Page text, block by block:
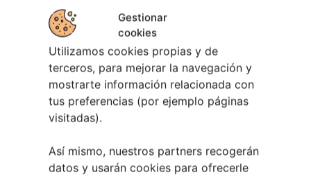
Gestionar
cookies
Utilizamos cookies propias y de
terceros, para mejorar la navegación y
mostrarte información relacionada con
tus preferencias (por ejemplo páginas
visitadas).
Así mismo, nuestros partners recogerán
datos y usarán cookies para ofrecerle